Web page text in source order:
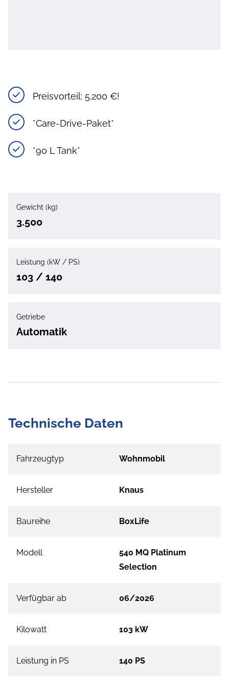
Preisvorteil: 5.200 €!
*Care-Drive-Paket*
*90 L Tank*
Gewicht (kg)
3.500
Leistung (kW / PS)
103 / 140
Getriebe
Automatik
Technische Daten
Fahrzeugtyp Wohnmobil
Hersteller Knaus
Baureihe BoxLife
Modell
540 MQ Platinum
Selection
Verfügbar ab 06/2026
Kilowatt 103 kW
Leistung in PS 140 PS